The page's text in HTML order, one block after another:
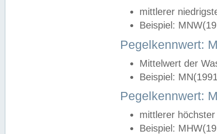
mittlerer
Beispiel:
Pegelkennwert:
Mittelwert der
Beispiel:
Pegelkennwert:
mittlerer
Beispiel: